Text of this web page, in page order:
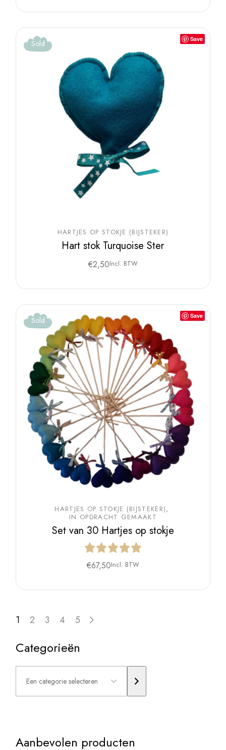
Save
Sold
HARTJES OP STOKJE (BIJSTEKER)
Hart stok Turquoise Ster
€2,50Incl. BTW
Save
Sold
HARTJES OP STOKJE (BIJSTEKER)
IN OPDRACHT GEMAAKT
Set van 30 Hartjes op stokje
€67,50Incl. BTW
1 2 3 4 5
Categorieën
Een
categorie
selecteren
Aanbevolen producten